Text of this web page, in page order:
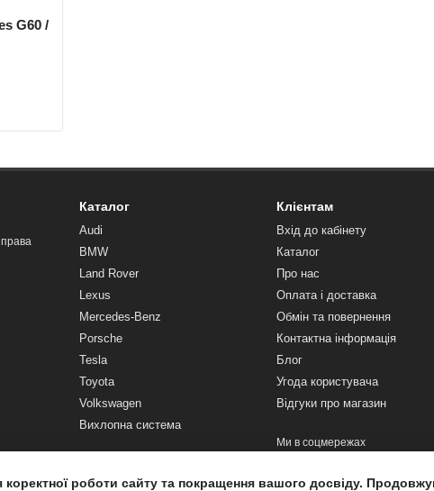
G60 /
Каталог
Audi
BMW
Land Rover
Lexus
Mercedes-Benz
Porsche
Tesla
Toyota
Volkswagen
Вихлопна система
Клієнтам
Вхід до кабінету
Каталог
Про нас
Оплата і доставка
Обмін та повернення
Контактна інформація
Блог
Угода користувача
Відгуки про магазин
Ми в соцмережах
роботи сайту та покращення вашого досвіду.